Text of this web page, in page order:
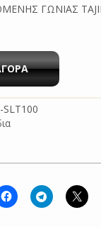
ΓΩΝΙΑΣ
SLT100